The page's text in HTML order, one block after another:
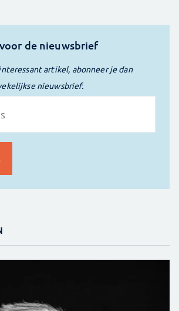
de nieuwsbrief
artikel, abonneer je dan
nieuwsbrief.